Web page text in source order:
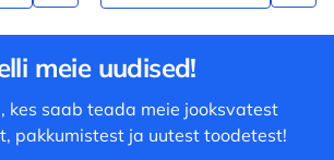
meie uudised!
kes saab teada meie jooksvatest
pakkumistest ja uutest toodetest!